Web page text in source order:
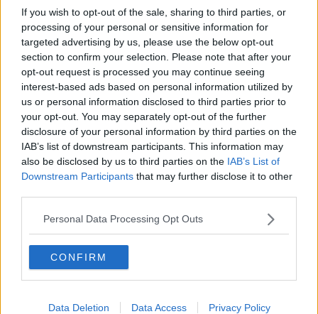
If you wish to opt-out of the sale, sharing to third parties, or
processing of your personal or sensitive information for
targeted advertising by us, please use the below opt-out
section to confirm your selection. Please note that after your
opt-out request is processed you may continue seeing
interest-based ads based on personal information utilized by
us or personal information disclosed to third parties prior to
your opt-out. You may separately opt-out of the further
disclosure of your personal information by third parties on the
IAB’s list of downstream participants. This information may
also be disclosed by us to third parties on the IAB’s List of
Downstream Participants that may further disclose it to other
Personal Data Processing Opt Outs
CONFIRM
Data Deletion Data Access Privacy Policy
​Lucrezia Borgia, una storia di potere
Facile profezia
Il terzo compito
L'abiura di Galileo
Fu vera gloria?
La guerricciola delle due rose
La truffa all'anziano
Alla fermata dell'autobus
La repressione sessuale per sentito dire
Diseducazione televisiva e inerzia della politica
Foto storica
Esequie solenni
Nostalgia del sangue blu
Armiamoci e... avviatevi
Da Capodanno a Carnevale
Schizzi di fango
Sor-riso amaro
Fine anno al ristorante
Natale 2024